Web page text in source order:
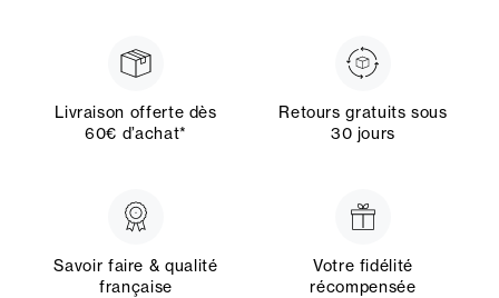
Livraison offerte dès
60€ d’achat*
Retours gratuits sous
30 jours
Savoir faire & qualité
française
Votre fidélité
récompensée